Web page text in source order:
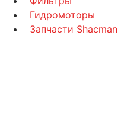
Гидромоторы
Запчасти Shacman